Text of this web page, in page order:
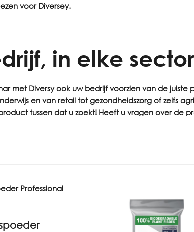
voor Diversey.
in elke sector
met Diversy ook uw bedrijf voorzien van de
en van retail tot gezondheidszorg of zelfs
tussen dat u zoekt! Heeft u vragen over de